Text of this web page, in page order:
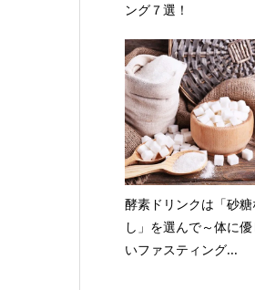
ング７選！
酵素ドリンクは「砂糖
し」を選んで～体に優
いファスティング...